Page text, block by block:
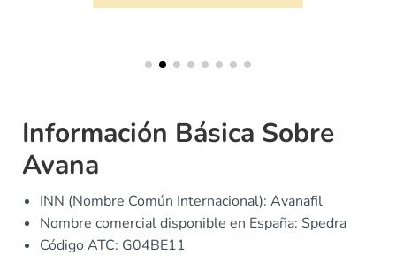
Información Básica Sobre
Avana
INN (Nombre Común Internacional): Avanafil
Nombre comercial disponible en España: Spedra
Código ATC: G04BE11